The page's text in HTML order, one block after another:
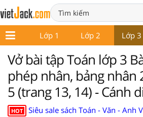
Lớp 1 Lớp 2 Lớp 3
Vở bài tập Toán lớp 3
phép nhân, bảng nhân
5 (trang 13, 14) - Cánh
HOT
Siêu sale sách Toán - Văn - Anh